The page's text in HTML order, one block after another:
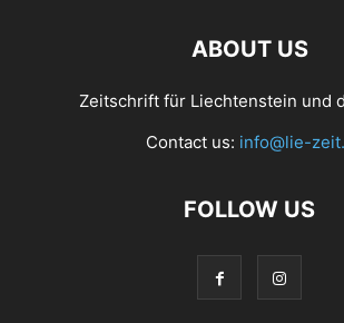
ABOUT US
Zeitschrift für Liechtenstein und
Contact us: info@lie-
FOLLOW US